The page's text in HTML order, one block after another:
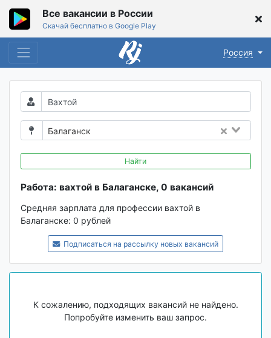
Все вакансии в России
Скачай бесплатно в Google Play
Россия
Балаганск
Найти
Работа: вахтой в Балаганске, 0 вакансий
Средняя зарплата для профессии вахтой в
Балаганске: 0 рублей
Подписаться на рассылку новых вакансий
К сожалению, подходящих вакансий не найдено.
Попробуйте изменить ваш запрос.